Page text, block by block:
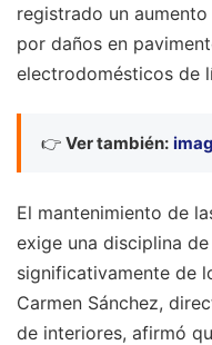
registrado un aumento
por daños en
electrodomésticos de
👉 Ver también:
El mantenimiento de
exige una disciplina
significativamente de
Carmen Sánchez,
de interiores, afirmó